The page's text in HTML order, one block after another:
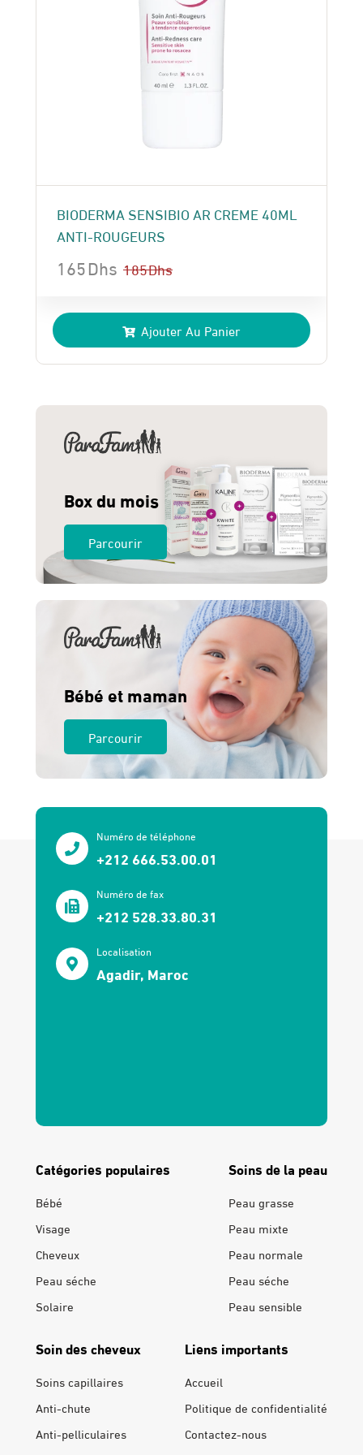
BIODERMA SENSIBIO AR CREME 40ML
ANTI-ROUGEURS
185Dhs
prix
initial
était :
165Dhs
prix
actuel
est :
Ajouter Au Panier
Box du mois
Parcourir
Bébé et maman
Parcourir
Numéro de téléphone
+212 666.53.00.01
Numéro de fax
+212 528.33.80.31
Localisation
Agadir, Maroc
Catégories populaires
Bébé
Visage
Cheveux
Peau séche
Solaire
Soins de la peau
Peau grasse
Peau mixte
Peau normale
Peau séche
Peau sensible
Soin des cheveux
Soins capillaires
Anti-chute
Anti-pelliculaires
Liens importants
Accueil
Politique de confidentialité
Contactez-nous